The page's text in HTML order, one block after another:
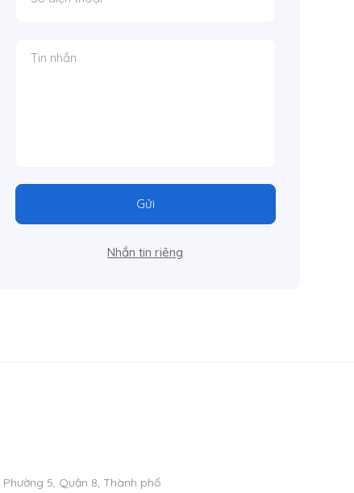
Gửi
Nhắn tin riêng
5, Quận 8, Thành phố